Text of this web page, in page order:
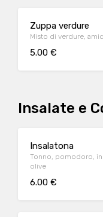
Zuppa verdure
Misto di verdure,
5.00 €
Insalate e
Insalatona
Tonno, pomodoro,
olive
6.00 €